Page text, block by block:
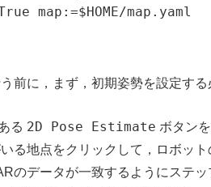
map:=$HOME/map.yaml
前に，まず，初期姿勢を設定す
る 2D Pose Estimate ボタン
る地点をクリックして，ロボッ
のデータが一致するようにステッ